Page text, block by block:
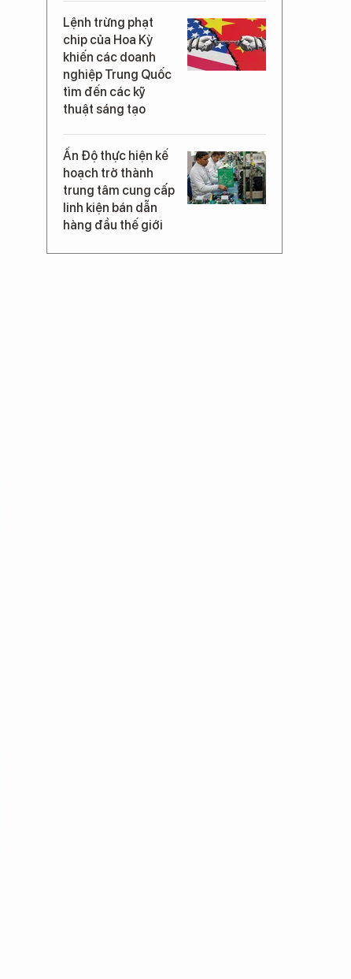
Lệnh trừng phạt
chip của Hoa Kỳ
khiến các doanh
nghiệp Trung Quốc
tìm đến các kỹ
thuật sáng tạo
Ấn Độ thực hiện kế
hoạch trở thành
trung tâm cung cấp
linh kiện bán dẫn
hàng đầu thế giới